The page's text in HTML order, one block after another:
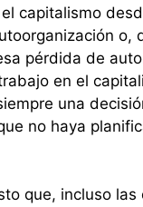
capitalismo
pérdida de
en el
una
no haya
que, incluso